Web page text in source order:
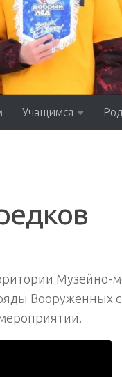
Учащимся
Музейно-
Вооруженных